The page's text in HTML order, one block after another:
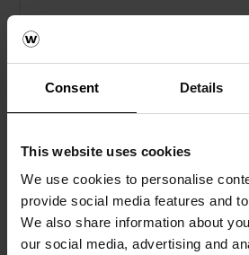
Consent Details
This website uses cookies
We use cookies to personalise
provide social media features and
We also share information about
our social media, advertising and
Bemessung von